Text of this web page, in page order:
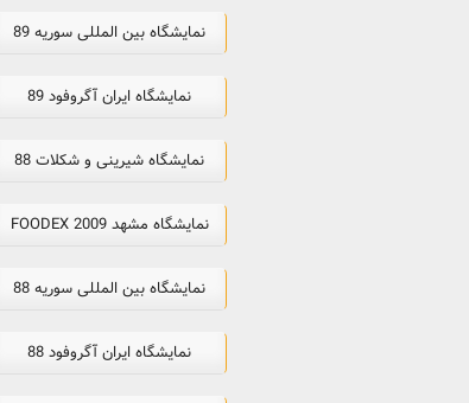
نمایشگاه بین المللی سوریه 89
نمایشگاه ایران آگروفود 89
نمایشگاه شیرینی و شکلات 88
نمایشگاه مشهد FOODEX 2009
نمایشگاه بین المللی سوریه 88
نمایشگاه ایران آگروفود 88